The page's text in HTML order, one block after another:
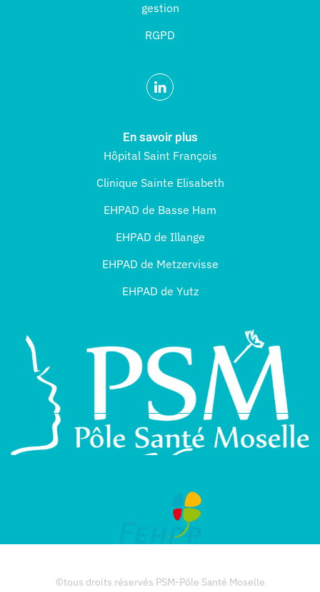
gestion
RGPD
En savoir plus
Hôpital Saint François
Clinique Sainte Elisabeth
EHPAD de Basse Ham
EHPAD de Illange
EHPAD de Metzervisse
EHPAD de Yutz
©tous droits réservés PSM-Pôle Santé Moselle